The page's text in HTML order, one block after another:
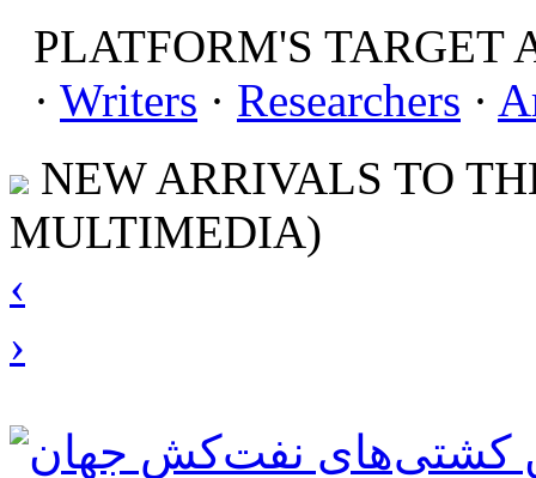
PLATFORM'S TARGET
· Writers · Researchers ·
NEW ARRIVALS TO
MULTIMEDIA)
‹
›